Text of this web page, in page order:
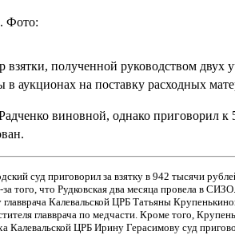
Фото:
полученной руководством двух
в аукционах на поставку расходных
виновной, однако приговорил
суд приговорил за взятку в 942 тысячи
того, что Рудковская два месяца провела в СИЗО.
Калевальской ЦРБ Татьяны
главврача по медчасти. Кроме того,
Калевальской ЦРБ Ирину Герасимову суд